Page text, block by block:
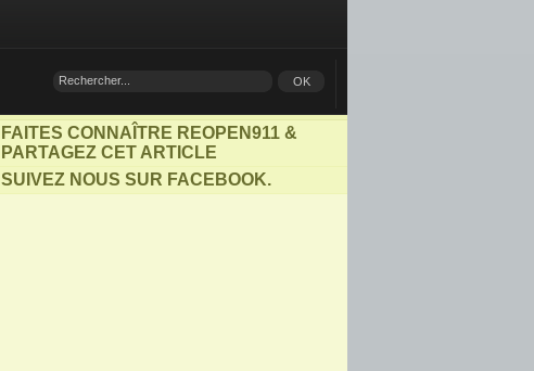
FAITES CONNAÎTRE REOPEN911 &
PARTAGEZ CET ARTICLE
SUIVEZ NOUS SUR FACEBOOK.